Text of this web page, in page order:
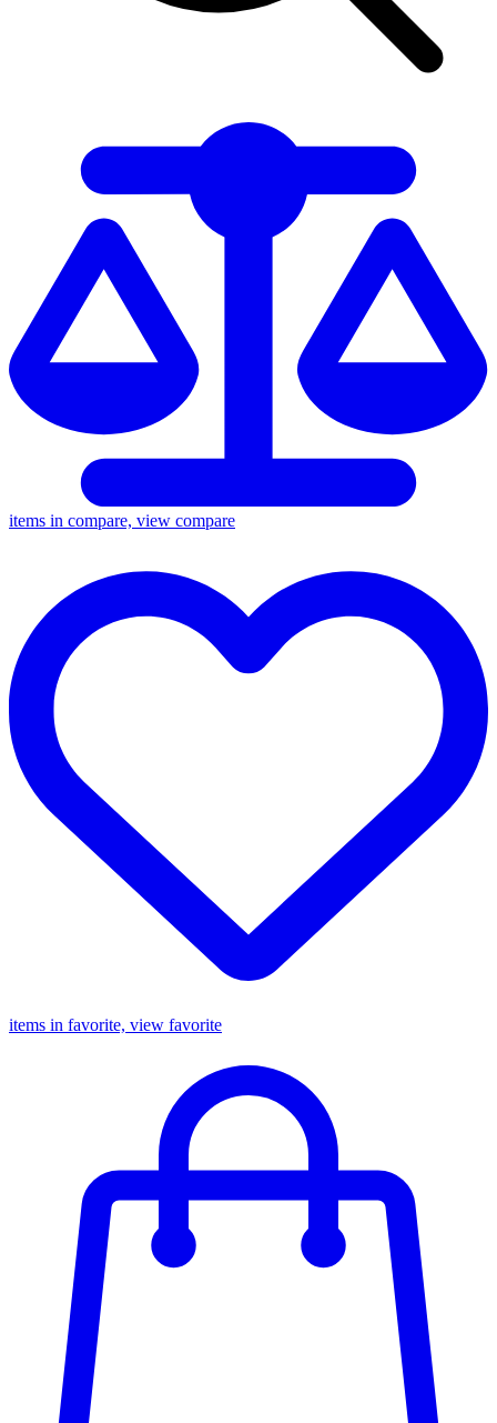
items in compare, view compare
items in favorite, view favorite